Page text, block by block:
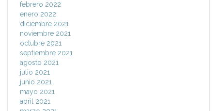
febrero 2022
enero 2022
diciembre 2021
noviembre 2021
octubre 2021
septiembre 2021
agosto 2021
julio 2021
junio 2021
mayo 2021
abril 2021